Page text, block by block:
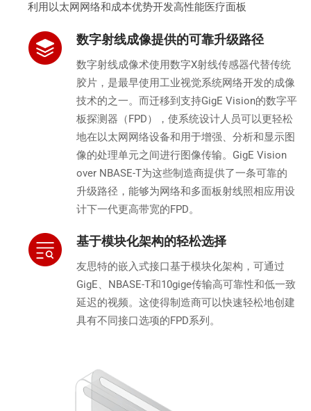
利用以太网网络和成本优势开发高性能医疗面板
数字射线成像提供的可靠升级路径
数字射线成像术使用数字X射线传感器代替传统
胶片，是最早使用工业视觉系统网络开发的成像
技术的之一。而迁移到支持GigE Vision的数字平
板探测器（FPD），使系统设计人员可以更轻松
地在以太网网络设备和用于增强、分析和显示图
像的处理单元之间进行图像传输。GigE Vision
over NBASE-T为这些制造商提供了一条可靠的
升级路径，能够为网络和多面板射线照相应用设
计下一代更高带宽的FPD。
基于模块化架构的轻松选择
友思特的嵌入式接口基于模块化架构，可通过
GigE、NBASE-T和10gige传输高可靠性和低一致
延迟的视频。这使得制造商可以快速轻松地创建
具有不同接口选项的FPD系列。